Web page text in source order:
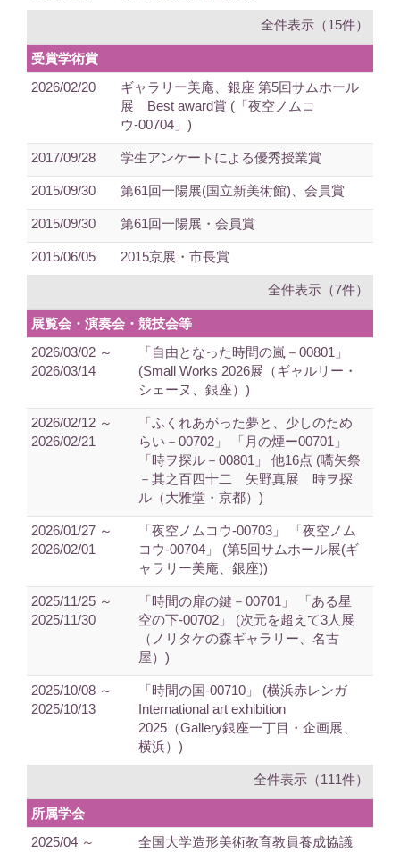
全件表示（15件）
受賞学術賞
2026/02/20
ギャラリー美庵、銀座 第5回サムホール
展 Best award賞 (「夜空ノムコ
ウ-00704」)
2017/09/28 学生アンケートによる優秀授業賞
2015/09/30 第61回一陽展(国立新美術館)、会員賞
2015/09/30 第61回一陽展・会員賞
2015/06/05 2015京展・市長賞
全件表示（7件）
展覧会・演奏会・競技会等
2026/03/02 ～
2026/03/14
「自由となった時間の嵐－00801」
(Small Works 2026展（ギャルリー・
シェーヌ、銀座）)
2026/02/12 ～
2026/02/21
「ふくれあがった夢と、少しのため
らい－00702」 「月の煙ー00701」
「時ヲ探ル－00801」 他16点 (嚆矢祭
－其之百四十二 矢野真展 時ヲ探
ル（大雅堂・京都）)
2026/01/27 ～
2026/02/01
「夜空ノムコウ-00703」 「夜空ノム
コウ-00704」 (第5回サムホール展(ギ
ャラリー美庵、銀座))
2025/11/25 ～
2025/11/30
「時間の扉の鍵－00701」 「ある星
空の下-00702」 (次元を超えて3人展
（ノリタケの森ギャラリー、名古
屋）)
2025/10/08 ～
2025/10/13
「時間の国-00710」 (横浜赤レンガ
International art exhibition
2025（Gallery銀座一丁目・企画展、
横浜）)
全件表示（111件）
所属学会
2025/04 ～
全国大学造形美術教育教員養成協議